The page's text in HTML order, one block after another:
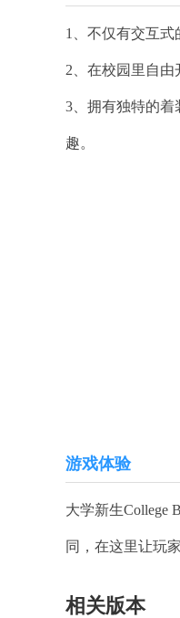
1、不仅有交互式
2、在校园里自由
3、拥有独特的
趣。
游戏体验
大学新生College
同，在这里让玩
相关版本